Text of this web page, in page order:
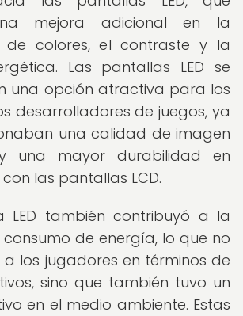
mejora adicional en la
de colores, el contraste y la
Las pantallas LED se
una opción atractiva para los
desarrolladores de juegos, ya
una calidad de imagen
una mayor durabilidad en
las pantallas LCD.
LED también contribuyó a la
de energía, lo que no
los jugadores en términos de
sino que también tuvo un
en el medio ambiente. Estas